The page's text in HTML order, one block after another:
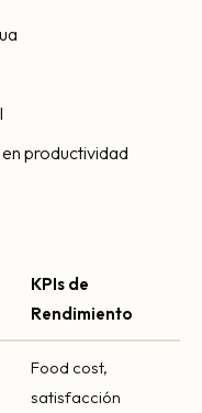
productividad
KPIs de
Rendimiento
Food cost,
satisfacción